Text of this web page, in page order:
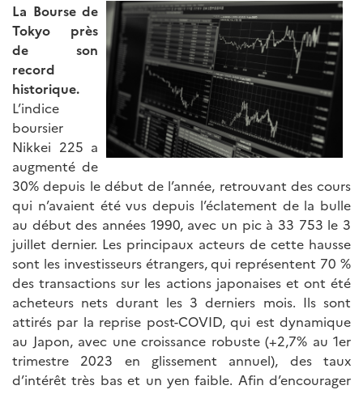
La Bourse de
Tokyo près
de son
record
historique.
L’indice
boursier
Nikkei 225 a
augmenté de
30% depuis le début de l’année, retrouvant des cours
qui n’avaient été vus depuis l’éclatement de la bulle
au début des années 1990, avec un pic à 33 753 le 3
juillet dernier. Les principaux acteurs de cette hausse
sont les investisseurs étrangers, qui représentent 70 %
des transactions sur les actions japonaises et ont été
acheteurs nets durant les 3 derniers mois. Ils sont
attirés par la reprise post-COVID, qui est dynamique
au Japon, avec une croissance robuste (+2,7% au 1er
trimestre 2023 en glissement annuel), des taux
d’intérêt très bas et un yen faible. Afin d’encourager